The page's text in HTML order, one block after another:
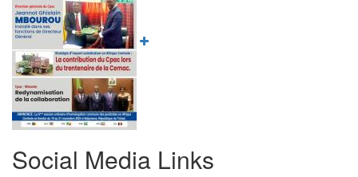
Social Media Links